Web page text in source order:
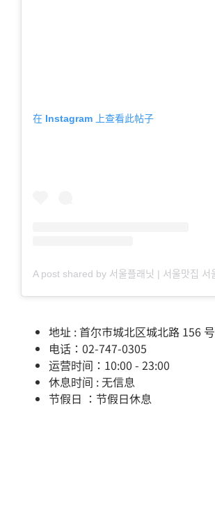
在 Instagram 上查看此帖子
地址 : 首尔市城北区城北路 156 号
电话：02-747-0305
运营时间：10:00 - 23:00
休息时间 : 无信息
节假日 ：节假日休息